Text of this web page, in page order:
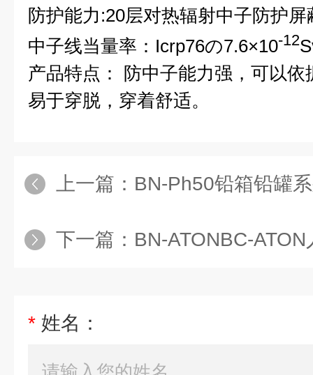
防护能力:20层对热辐射中子防护屏
中子线当量率：Icrp76の7.6×10-12
产品特点： 防中子能力强，可以
易于穿脱，穿着舒适。
上一篇： BN-Ph50铅箱铅罐
下一篇： BN-ATONBC-
* 姓名：